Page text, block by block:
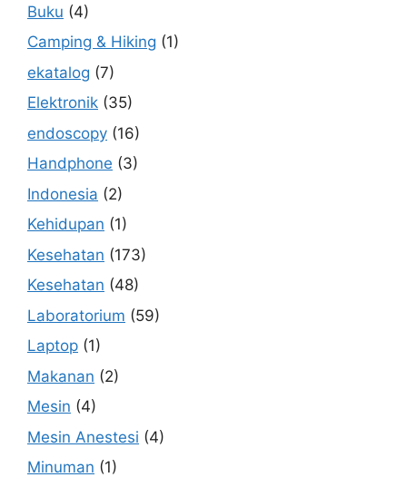
Buku (4)
Camping & Hiking (1)
ekatalog (7)
Elektronik (35)
endoscopy (16)
Handphone (3)
Indonesia (2)
Kehidupan (1)
Kesehatan (173)
Kesehatan (48)
Laboratorium (59)
Laptop (1)
Makanan (2)
Mesin (4)
Mesin Anestesi (4)
Minuman (1)